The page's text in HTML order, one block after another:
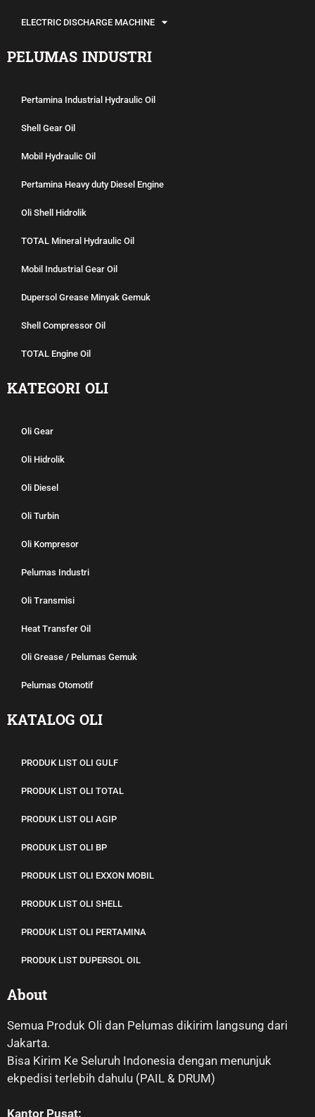
ELECTRIC DISCHARGE MACHINE
PELUMAS INDUSTRI
Pertamina Industrial Hydraulic Oil
Shell Gear Oil
Mobil Hydraulic Oil
Pertamina Heavy duty Diesel Engine
Oli Shell Hidrolik
TOTAL Mineral Hydraulic Oil
Mobil Industrial Gear Oil
Dupersol Grease Minyak Gemuk
Shell Compressor Oil
TOTAL Engine Oil
KATEGORI OLI
Oli Gear
Oli Hidrolik
Oli Diesel
Oli Turbin
Oli Kompresor
Pelumas Industri
Oli Transmisi
Heat Transfer Oil
Oli Grease / Pelumas Gemuk
Pelumas Otomotif
KATALOG OLI
PRODUK LIST OLI GULF
PRODUK LIST OLI TOTAL
PRODUK LIST OLI AGIP
PRODUK LIST OLI BP
PRODUK LIST OLI EXXON MOBIL
PRODUK LIST OLI SHELL
PRODUK LIST OLI PERTAMINA
PRODUK LIST DUPERSOL OIL
About
Semua Produk Oli dan Pelumas dikirim langsung dari
Jakarta.
Bisa Kirim Ke Seluruh Indonesia dengan menunjuk
ekpedisi terlebih dahulu (PAIL & DRUM)
Kantor Pusat: